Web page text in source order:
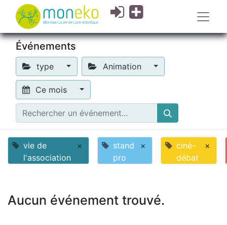
Événements
type Animation
Ce mois
vie de
l'association
×
stand
pro
×
ciné-
débat
×
Aucun événement trouvé.